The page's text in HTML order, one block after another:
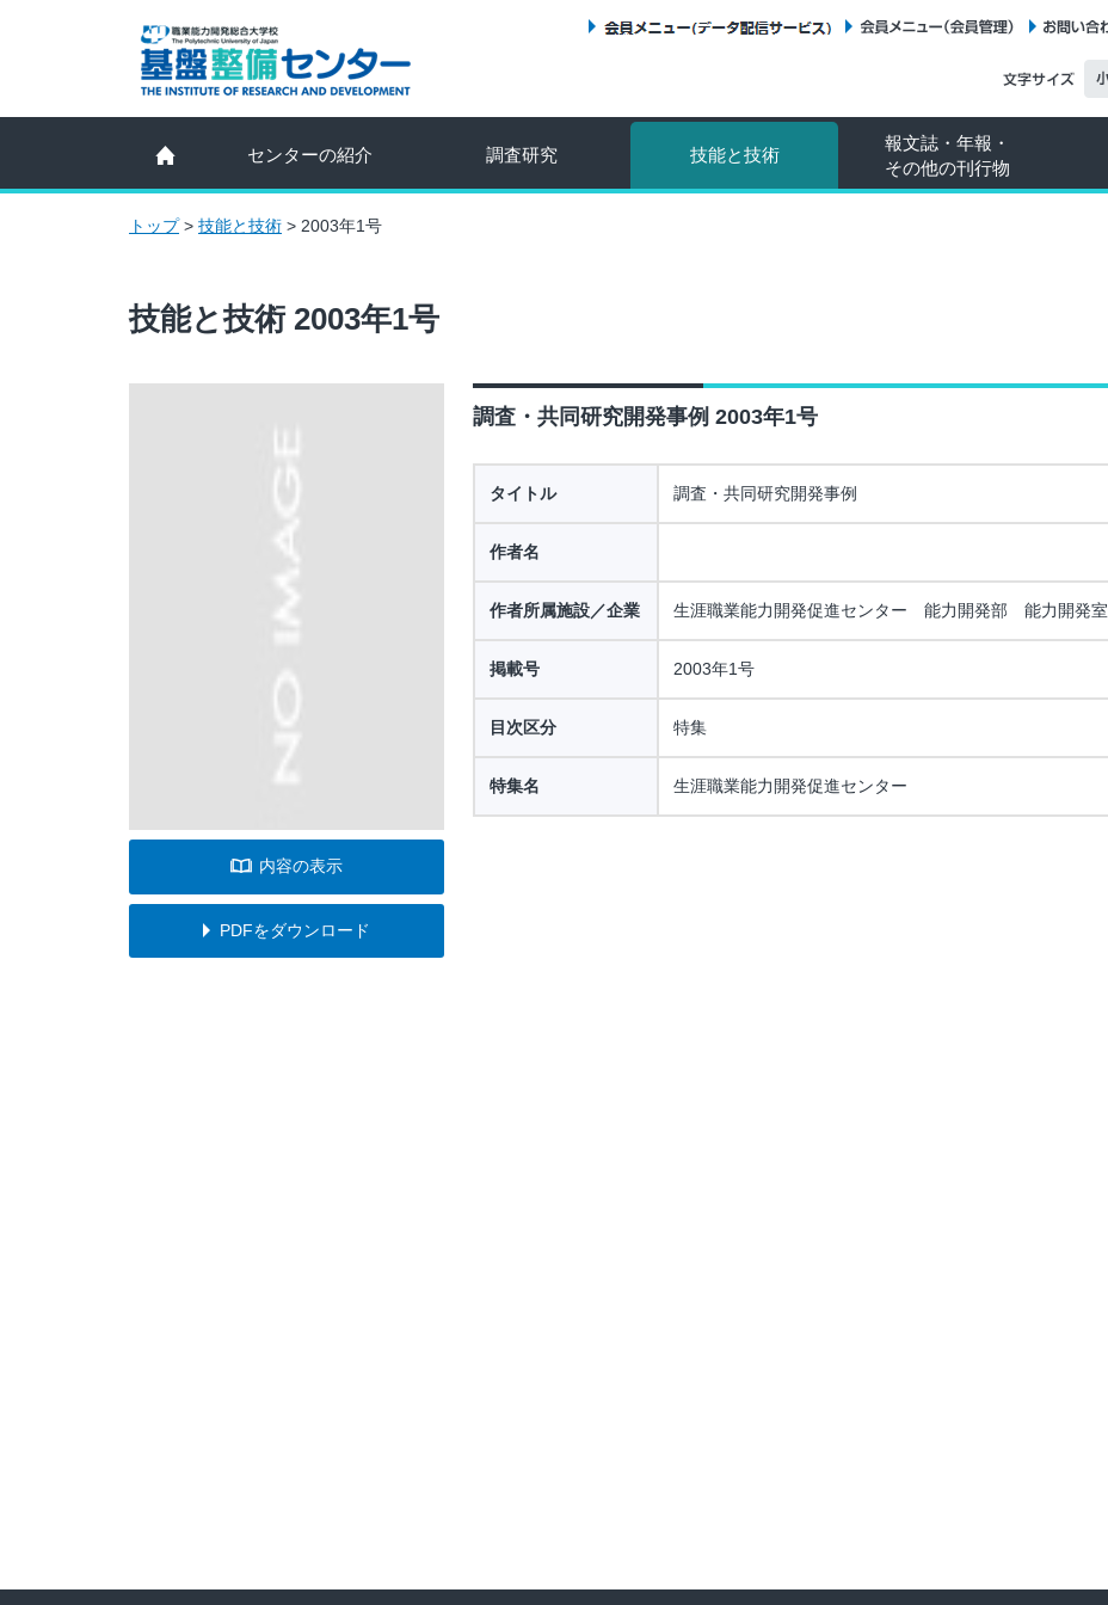
センターの紹介 調査研究 技能と技術
報文誌・年報・
その他の刊行物
トップ> 技能と技術 > 2003年1号
技能と技術 2003年1号
内容の表示
PDFをダウンロード
調査・共同研究開発事例 2003年1号
タイトル 調査・共同研究開発事例
作者名
作者所属施設／企業 生涯職業能力開発促進センター 能力開発部 能力開発室
掲載号 2003年1号
目次区分 特集
特集名 生涯職業能力開発促進センター